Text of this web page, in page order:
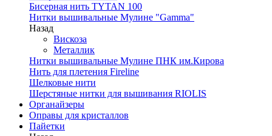
Бисерная нить TYTAN 100
Нитки вышивальные Мулине "Gamma"
Назад
Вискоза
Металлик
Нитки вышивальные Мулине ПНК им.Кирова
Нить для плетения Fireline
Шелковые нити
Шерстяные нитки для вышивания RIOLIS
Органайзеры
Оправы для кристаллов
Пайетки